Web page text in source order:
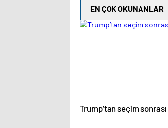
EN ÇOK OKUNANLAR
Trump’tan seçim